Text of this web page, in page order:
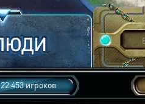
22 453 игроков